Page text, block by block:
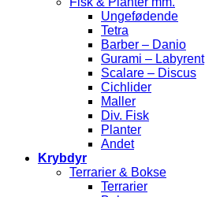
Ungefødende
Tetra
Barber – Danio
Gurami – Labyrent
Scalare – Discus
Cichlider
Maller
Div. Fisk
Planter
Andet
Krybdyr
Terrarier & Bokse
Terrarier